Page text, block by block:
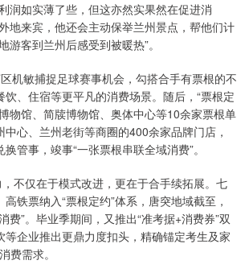
润如实薄了些，但这亦然实果然在促进消
地来宾，他还会主动保举兰州景点，帮他们计
游客到兰州后感受到被暖热”。
机敏捕捉足球赛事机会，勾搭合手有票根的不
、住宿等更平凡的消费场景。随后，“票根定
物馆、简牍博物馆、奥体中心等10余家票根单
心、兰州老街等商圈的400余家品牌门店，
管事，竣事“一张票根串联全域消费”。
，不仅在于模式改进，更在于合手续拓展。七
铁票纳入“票根定约”体系，唐突地域截至，
费”。毕业季期间，又推出“准考据+消费券”双
等企业推出更鼎力度扣头，精确锚定考生及家
费需求。